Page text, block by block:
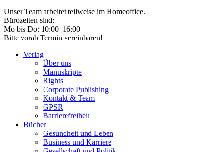
Unser Team arbeitet teilweise im Homeoffice.
Bürozeiten sind:
Mo bis Do: 10:00–16:00
Bitte vorab Termin vereinbaren!
Verlag
Über uns
Manuskripte
Rights
Corporate Publishing
Kontakt & Team
GPSR
Barrierefreiheit
Bücher
Gesundheit und Leben
Business und Karriere